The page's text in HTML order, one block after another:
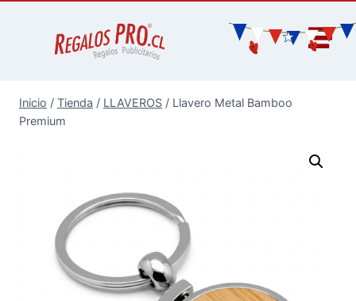
Inicio / Tienda / LLAVEROS / Llavero Metal Bamboo
Premium